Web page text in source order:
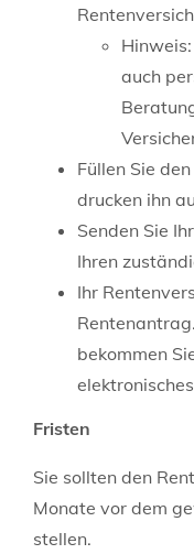
auch
Füllen Sie
drucken ihn
Senden Sie
Ihren
Ihr
bekommen
Fristen
Sie sollten den
Monate vor dem
stellen.